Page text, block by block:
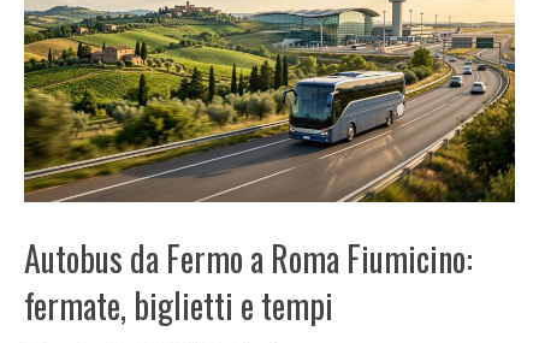
Autobus da Fermo a Roma Fiumicino:
fermate, biglietti e tempi